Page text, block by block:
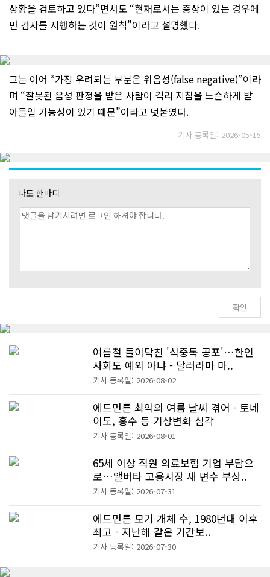
상황을 검토하고 있다”면서도 “현재로서는 증상이 있는 경우에
만 검사를 시행하는 것이 원칙”이라고 설명했다.
그는 이어 “가장 우려되는 부분은 위음성(false negative)”이라
며 “잘못된 음성 판정을 받은 사람이 격리 지침을 느슨하게 받
아들일 가능성이 있기 때문”이라고 덧붙였다.
기사 등록일: 2026-05-15
나도 한마디
여름철 들이닥친 '식중독 공포'…한인
사회도 예외 아냐 - 달러라마 마..
기사 등록일: 2026-08-02
에드먼튼 최악의 여름 날씨 겪어 - 토네
이도, 홍수 등 기상변화 심각
기사 등록일: 2026-08-01
65세 이상 직원 의료보험 기업 부담으
로…앨버타 고용시장 새 변수 부상..
기사 등록일: 2026-07-31
에드먼튼 모기 개체 수, 1980년대 이후
최고 - 지난해 같은 기간보..
기사 등록일: 2026-07-30